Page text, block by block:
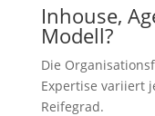
Inhouse,
Modell?
Die
Expertise variiert
Reifegrad.